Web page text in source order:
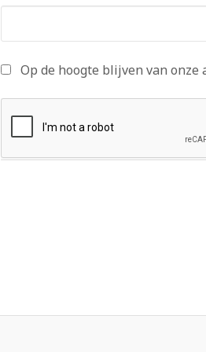
Op de hoogte blijven van onze